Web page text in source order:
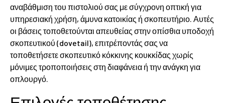
αναβάθμιση του πιστολιού σας με σύγχρονη οπτική για
υπηρεσιακή χρήση, άμυνα κατοικίας ή σκοπευτήριο. Αυτές
οι βάσεις τοποθετούνται απευθείας στην οπίσθια υποδοχή
σκοπευτικού (dovetail), επιτρέποντάς σας να
τοποθετήσετε σκοπευτικό κόκκινης κουκκίδας χωρίς
μόνιμες τροποποιήσεις στη διαφάνεια ή την ανάγκη για
οπλουργό.